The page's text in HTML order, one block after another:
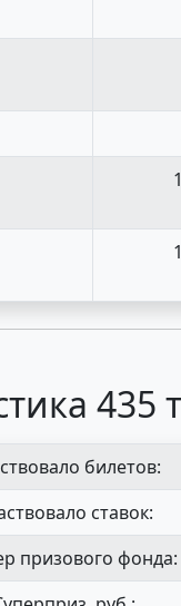
билетов:
ставок:
призового фонда: